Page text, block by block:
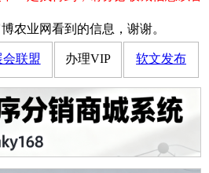
农业网看到的信息，谢谢。
会联盟 办理VIP 软文发布